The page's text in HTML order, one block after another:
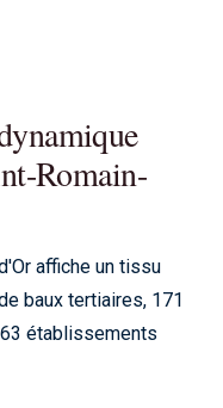
Romain-
affiche un tissu
baux tertiaires, 171
établissements